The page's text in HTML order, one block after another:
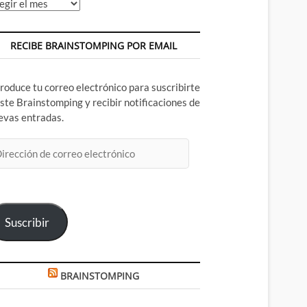
RECIBE BRAINSTOMPING POR EMAIL
tu correo electrónico para suscribirte
Brainstomping y recibir notificaciones de
entradas.
Suscribir
BRAINSTOMPING